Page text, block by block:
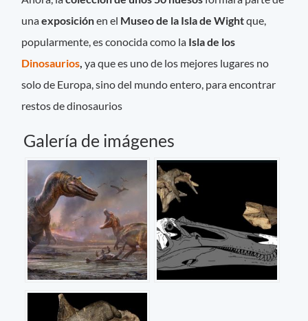
unaexposiciónen el Museo de la Isla de Wightque,
popularmente, es conocida como la Isla de los
Dinosaurios, ya que es uno de los mejores lugares no
solo de Europa, sino del mundo entero, para encontrar
restos de dinosaurios
Galería de imágenes